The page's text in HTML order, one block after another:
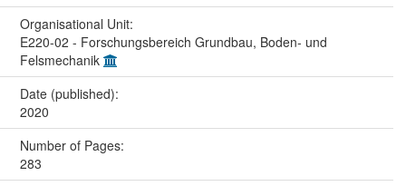
Organisational Unit:
E220-02 - Forschungsbereich Grundbau, Boden- und
Felsmechanik
Date (published):
2020
Number of Pages:
283